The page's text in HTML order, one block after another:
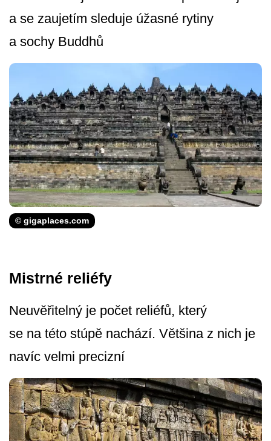
a se zaujetím sleduje úžasné rytiny
a sochy Buddhů
© gigaplaces.com
Mistrné reliéfy
Neuvěřitelný je počet reliéfů, který
se na této stúpě nachází. Většina z nich je
navíc velmi precizní